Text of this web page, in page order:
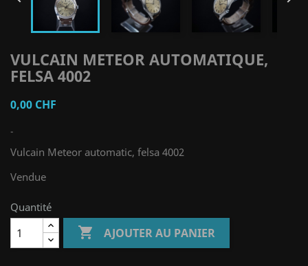
VULCAIN METEOR AUTOMATIQUE,
FELSA 4002
0,00 CHF
-
Vulcain Meteor automatic, felsa 4002
Vendue
Quantité
 AJOUTER AU PANIER